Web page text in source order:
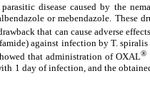
disease caused by the
or mebendazole. These
that can cause adverse
against infection by T.
that administration of OXAL®
1 day of infection, and the